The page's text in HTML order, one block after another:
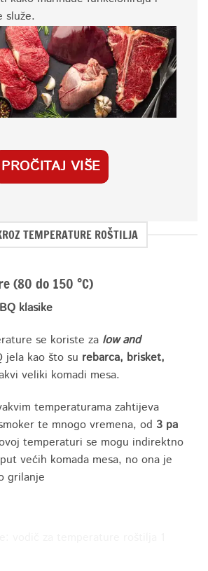
služe.
PROČITAJ VIŠE
TEMPERATURE ROŠTILJA
(80 do 150 °C)
klasike
se koriste za low and
kao što su rebarca, brisket,
veliki komadi mesa.
temperaturama zahtijeva
te mnogo vremena, od 3 pa
temperaturi se mogu indirektno
većih komada mesa, no ona je
grilanje